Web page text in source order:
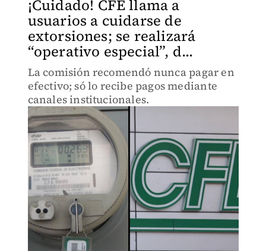
¡Cuidado! CFE llama a
usuarios a cuidarse de
extorsiones; se realizará
“operativo especial”, d...
La comisión recomendó nunca pagar en
efectivo; só lo recibe pagos mediante
canales institucionales.